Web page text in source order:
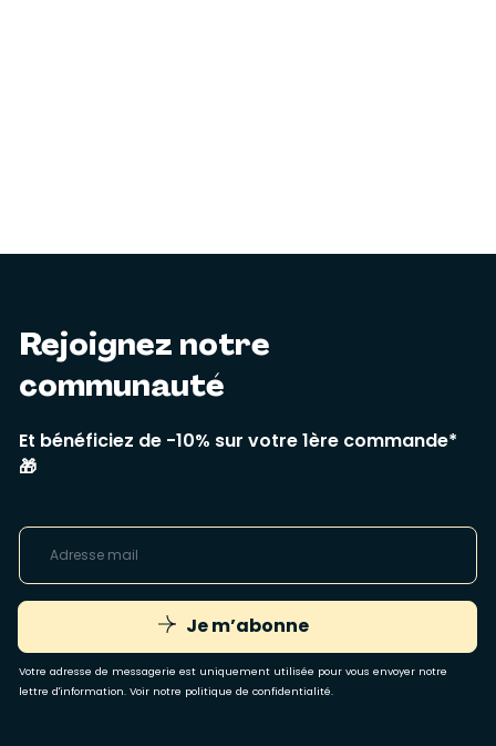
Rejoignez notre
communauté
Et bénéficiez de -10% sur votre 1ère commande*
🎁
Je m’abonne
Votre adresse de messagerie est uniquement utilisée pour vous envoyer notre
lettre d'information. Voir notre politique de confidentialité.